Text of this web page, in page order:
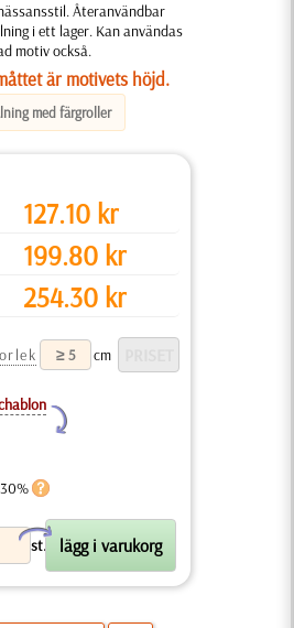
Återanvändbar
i ett lager. Kan användas
motiv också.
är motivets höjd.
med färgroller
127.10 kr
199.80 kr
254.30 kr
cm
Y
st.
X